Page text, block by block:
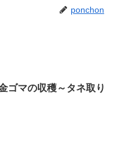
ponchon
ゴマの収穫～タネ取り